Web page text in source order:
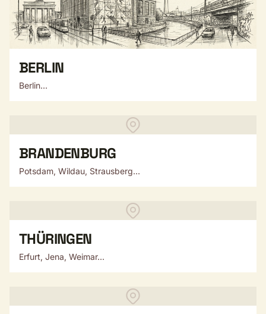
BERLIN
Berlin...
BRANDENBURG
Potsdam, Wildau, Strausberg...
THÜRINGEN
Erfurt, Jena, Weimar...